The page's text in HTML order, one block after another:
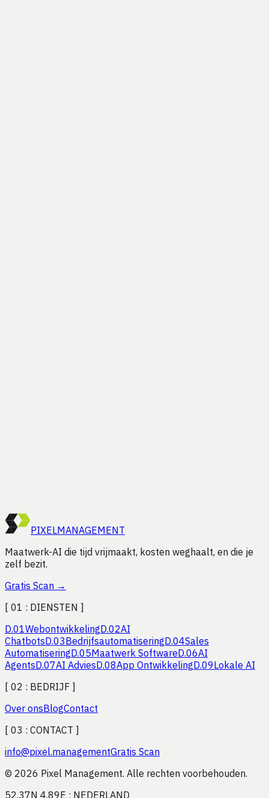
PIXELMANAGEMENT
Maatwerk-AI die tijd vrijmaakt, kosten weghaalt, en die je
zelf bezit.
Gratis Scan →
[ 01 : DIENSTEN ]
D.01WebontwikkelingD.02AI
ChatbotsD.03BedrijfsautomatiseringD.04Sales
AutomatiseringD.05Maatwerk SoftwareD.06AI
AgentsD.07AI AdviesD.08App OntwikkelingD.09Lokale AI
[ 02 : BEDRIJF ]
Over onsBlogContact
[ 03 : CONTACT ]
info@pixel.managementGratis Scan
© 2026 Pixel Management. Alle rechten voorbehouden.
52.37N 4.89E : NEDERLAND